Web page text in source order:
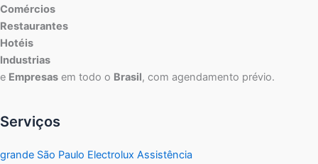
Comércios
Restaurantes
Hotéis
Industrias
e Empresas em todo o Brasil, com agendamento prévio.
Serviços
grande São Paulo Electrolux Assistência